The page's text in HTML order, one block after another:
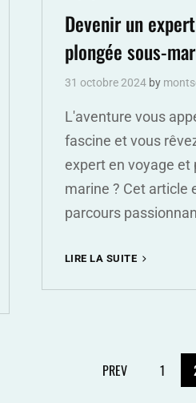
Links
Devenir un
plongée sous-
31 octobre 2024 by
L'aventure vous
fascine et vous
expert en voyage et
marine ? Cet article
parcours
LIRE LA SUITE
EXPERT
SOUS-
PREV 1